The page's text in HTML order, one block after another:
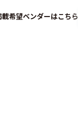
載希望ベンダーはこちら